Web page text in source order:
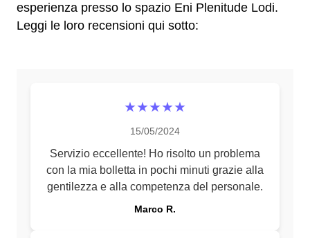
esperienza presso lo spazio Eni Plenitude Lodi.
Leggi le loro recensioni qui sotto:
★★★★★
15/05/2024
Servizio eccellente! Ho risolto un problema
con la mia bolletta in pochi minuti grazie alla
gentilezza e alla competenza del personale.
Marco R.